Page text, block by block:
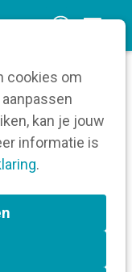
cookies om
kan je jouw
informatie is
.
n
m
voor jouw